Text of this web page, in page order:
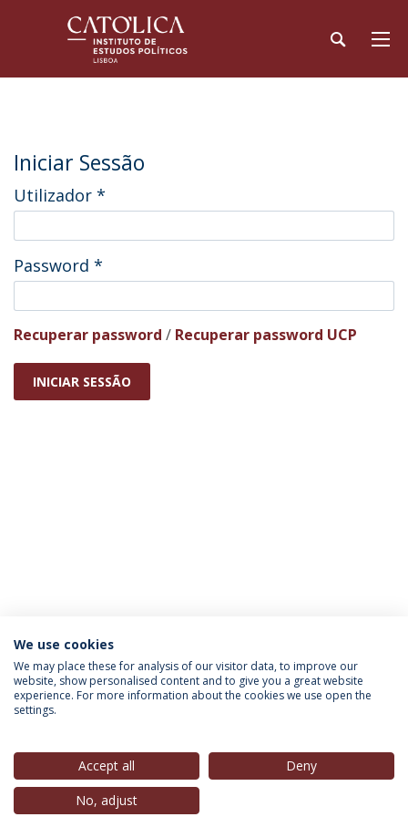
Iniciar Sessão
Utilizador *
Password *
Recuperar password / Recuperar password UCP
INICIAR SESSÃO
INFORMAÇÃO PARA
We use cookies
We may place these for analysis of our visitor data, to improve our
website, show personalised content and to give you a great website
experience. For more information about the cookies we use open the
settings.
Accept all
Deny
No, adjust